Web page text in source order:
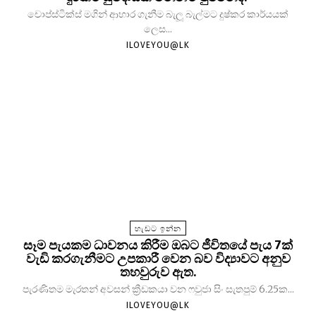
චොප්ස්ටික්ස් මගින් ආහාර ගැනීම බැලූ බැල්මට දුෂ්කර කාර්යයක්
ලෙස...
ILOVEYOU@LK
හැඩට ඉන්න
සෑම පැයකම ධාවනය කිරීම ඔබට ජීවිතයේ පැය 7ක්
වැඩි කරගැනීමට උපකාරී වෙන බව විද්‍යාවට අනුව
තහවුරුව ඇත.
පැරණිතම මැරතන් අවසන් ක්‍රීඩකයා වන ෆවුජා සිං සැතපුම් 6.25ක...
ILOVEYOU@LK